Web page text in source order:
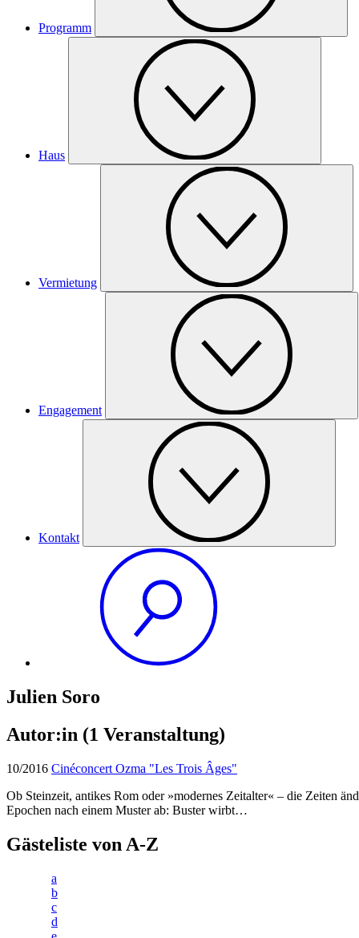
Programm
Haus
Vermietung
Engagement
Kontakt
Julien Soro
Autor:in (1 Veranstaltung)
10/2016 Cinéconcert Ozma "Les Trois Âges"
Ob Steinzeit, antikes Rom oder »modernes Zeitalter« – die Zeiten
Epochen nach einem Muster ab: Buster wirbt…
Gästeliste von A-Z
a
b
c
d